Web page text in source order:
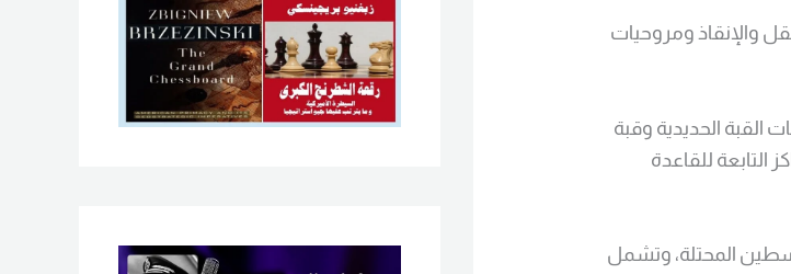
والإنقاذ ومروحيات
القبة الحديدية وقبة
التابعة للقاعدة
المحتلة، وتشمل